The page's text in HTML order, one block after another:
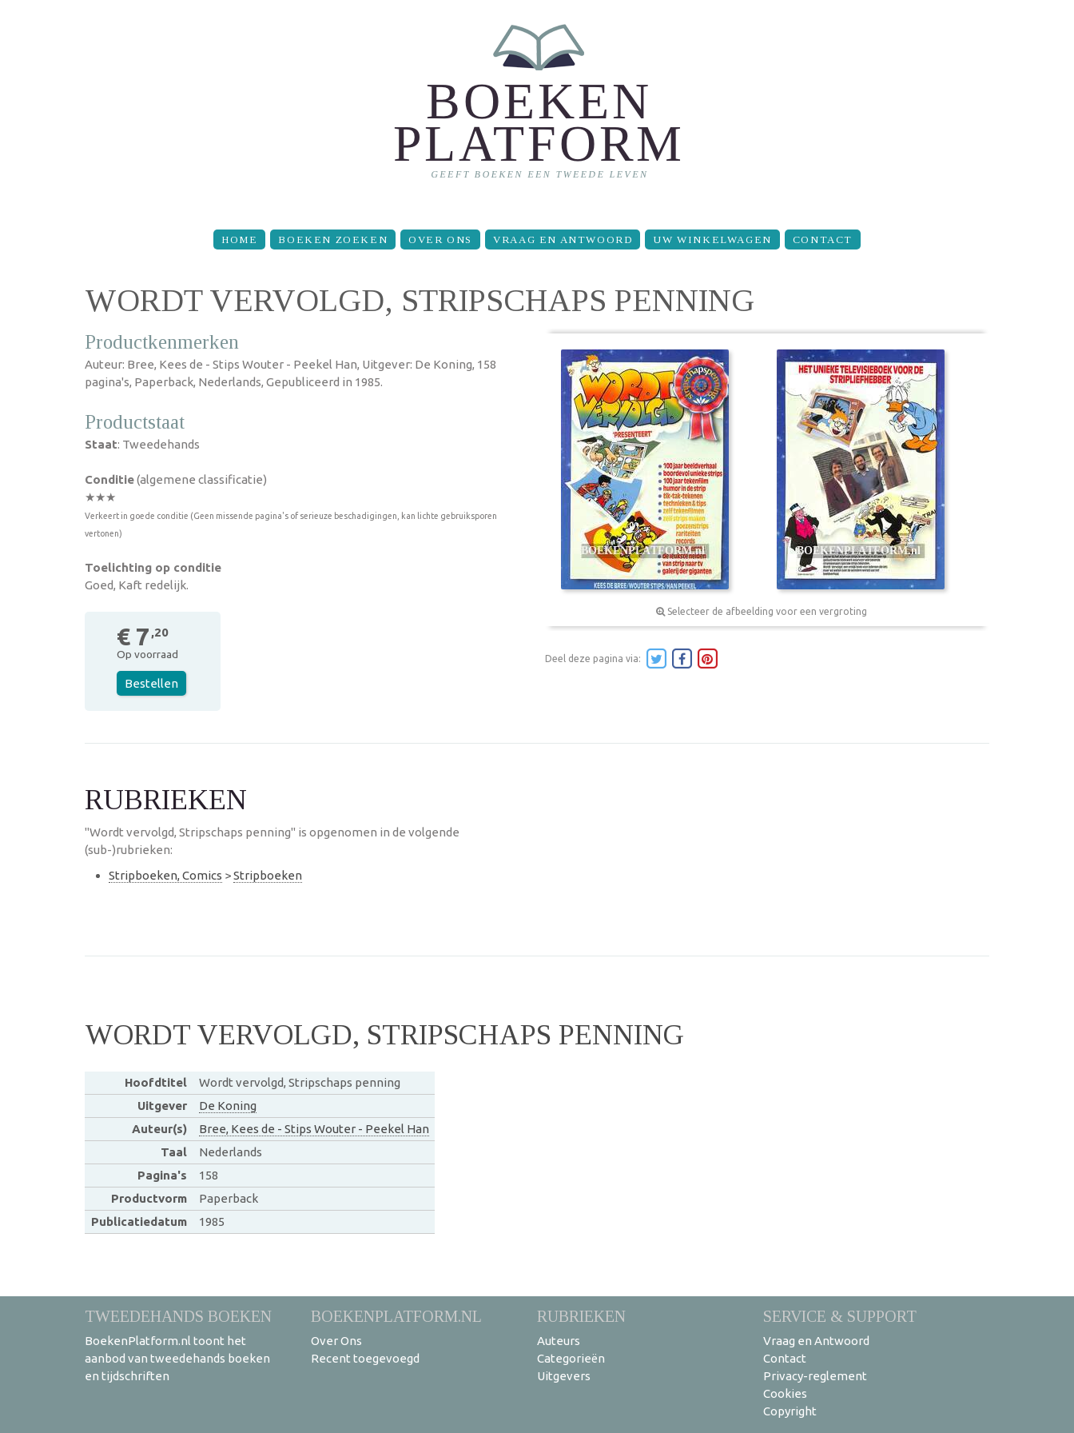
HOME BOEKEN ZOEKEN OVER ONS VRAAG EN ANTWOORD UW WINKELWAGEN CONTACT
WORDT VERVOLGD, STRIPSCHAPS PENNING
Productkenmerken
Auteur: Bree, Kees de - Stips Wouter - Peekel Han, Uitgever: De Koning, 158
pagina's, Paperback, Nederlands, Gepubliceerd in 1985.
Productstaat
Staat: Tweedehands
Conditie(algemene classificatie)
★★★
Verkeert in goede conditie (Geen missende pagina's of serieuze beschadigingen, kan lichte gebruiksporen
vertonen)
Toelichting op conditie
Goed, Kaft redelijk.
€ 7 ,20
Op voorraad
Bestellen
Selecteer de afbeelding voor een vergroting
Deel deze pagina via:
RUBRIEKEN
"Wordt vervolgd, Stripschaps penning" is opgenomen in de volgende
(sub-)rubrieken:
Stripboeken, Comics >Stripboeken
WORDT VERVOLGD, STRIPSCHAPS PENNING
Hoofdtitel
Wordt vervolgd, Stripschaps penning
Uitgever
De Koning
Auteur(s)
Bree, Kees de - Stips Wouter - Peekel Han
Taal
Nederlands
Pagina's
158
Productvorm
Paperback
Publicatiedatum
1985
TWEEDEHANDS BOEKEN
BoekenPlatform.nl toont het
aanbod van tweedehands boeken
en tijdschriften
BOEKENPLATFORM.NL
Over Ons
Recent toegevoegd
RUBRIEKEN
Auteurs
Categorieën
Uitgevers
SERVICE & SUPPORT
Vraag en Antwoord
Contact
Privacy-reglement
Cookies
Copyright